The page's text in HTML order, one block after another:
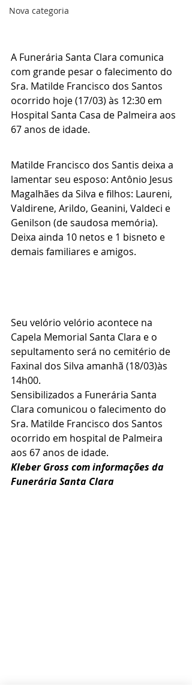
Nova categoria
A Funerária Santa Clara comunica
com grande pesar o falecimento do
Sra. Matilde Francisco dos Santos
ocorrido hoje (17/03) às 12:30 em
Hospital Santa Casa de Palmeira aos
67 anos de idade.
Matilde Francisco dos Santis deixa a
lamentar seu esposo: Antônio Jesus
Magalhães da Silva e filhos: Laureni,
Valdirene, Arildo, Geanini, Valdeci e
Genilson (de saudosa memória).
Deixa ainda 10 netos e 1 bisneto e
demais familiares e amigos.
Seu velório velório acontece na
Capela Memorial Santa Clara e o
sepultamento será no cemitério de
Faxinal dos Silva amanhã (18/03)às
14h00.
Sensibilizados a Funerária Santa
Clara comunicou o falecimento do
Sra. Matilde Francisco dos Santos
ocorrido em hospital de Palmeira
aos 67 anos de idade.
Kleber Gross com informações da
Funerária Santa Clara